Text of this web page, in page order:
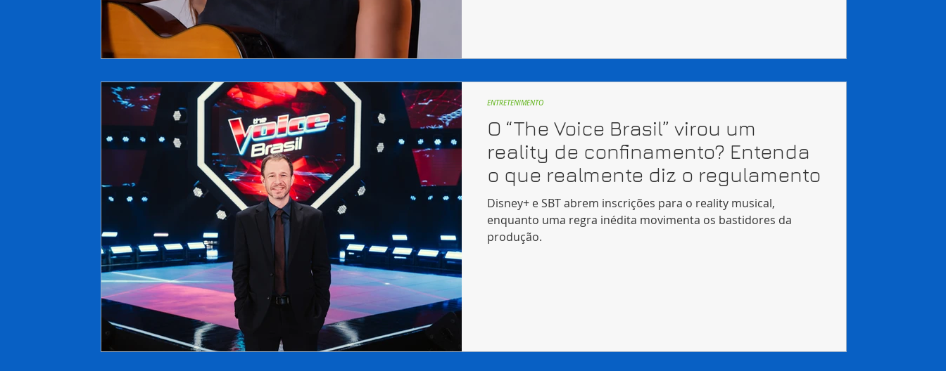
O “The Voice Brasil” virou um
reality de confinamento? Entenda
o que realmente diz o regulamento
Disney+ e SBT abrem inscrições para o reality musical,
enquanto uma regra inédita movimenta os bastidores da
produção.
ENTRETENIMENTO